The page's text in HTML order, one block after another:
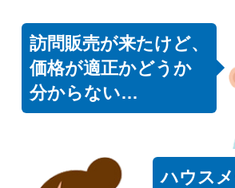
訪問販売が来たけど、
価格が適正かどうか
分からない…
ハウス